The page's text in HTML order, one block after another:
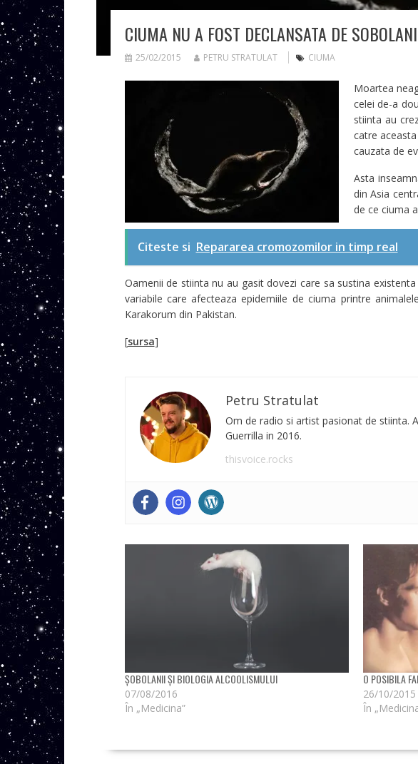
CIUMA NU A FOST DECLANSATA DE SOBOLANI
25/02/2015 PETRU STRATULAT CIUMA
Moartea
celei de-a
stiinta au
catre
cauzata de
Asta
din Asia
de ce ciuma
Citeste si Repararea cromozomilor in timp real
Oamenii de stiinta nu au gasit dovezi care sa sustina
variabile care afecteaza epidemiile de ciuma printre
Karakorum din Pakistan.
[sursa]
Petru Stratulat
Om de radio si artist pasionat de stiinta.
Guerrilla in 2016.
thisvoice.rocks
ȘOBOLANII ȘI BIOLOGIA ALCOOLISMULUI
07/08/2016
În „Medicina”
O POSIBILA
26/10/2015
În